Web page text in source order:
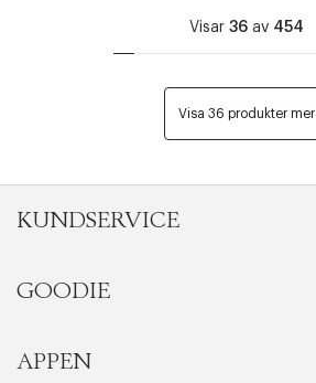
Visar 36 av 454
Visa 36 produkter mer
KUNDSERVICE
Onlineköp
Orderstatus
GOODIE
Förmåner
APPEN